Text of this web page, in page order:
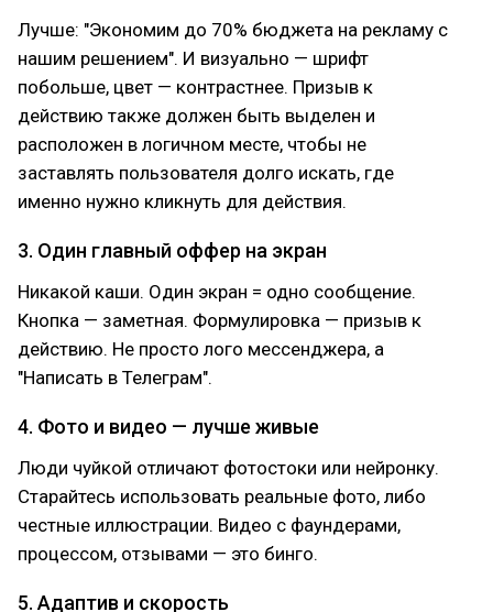
Лучше: "Экономим до 70% бюджета на рекламу с
нашим решением". И визуально — шрифт
побольше, цвет — контрастнее. Призыв к
действию также должен быть выделен и
расположен в логичном месте, чтобы не
заставлять пользователя долго искать, где
именно нужно кликнуть для действия.
3. Один главный оффер на экран
Никакой каши. Один экран = одно сообщение.
Кнопка — заметная. Формулировка — призыв к
действию. Не просто лого мессенджера, а
"Написать в Телеграм".
4. Фото и видео — лучше живые
Люди чуйкой отличают фотостоки или нейронку.
Старайтесь использовать реальные фото, либо
честные иллюстрации. Видео с фаундерами,
процессом, отзывами — это бинго.
5. Адаптив и скорость